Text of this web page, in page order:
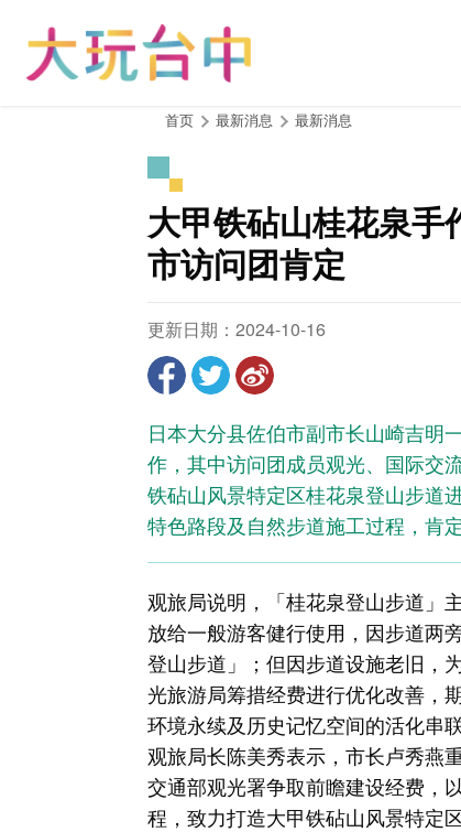
首页 最新消息 最新消息
大甲铁砧山桂花泉
市访问团肯定
更新日期：2024-10-16
日本大分县佐伯市副市长山崎吉明
作，其中访问团成员观光、国际交
铁砧山风景特定区桂花泉登山步道
特色路段及自然步道施工过程，肯
观旅局说明，「桂花泉登山步道」
放给一般游客健行使用，因步道两
登山步道」；但因步道设施老旧，
光旅游局筹措经费进行优化改善，
环境永续及历史记忆空间的活化串联
观旅局长陈美秀表示，市长卢秀燕
交通部观光署争取前瞻建设经费，
程，致力打造大甲铁砧山风景特定